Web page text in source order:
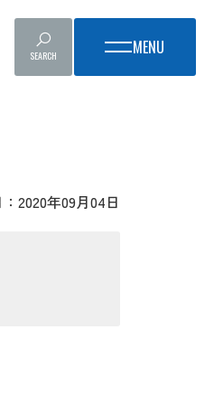
SEARCH
2020年09月04日